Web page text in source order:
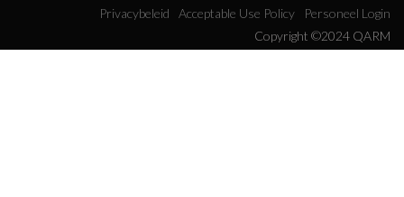
Privacybeleid Acceptable Use Policy
Personeel Login
Copyright ©2024 QARM